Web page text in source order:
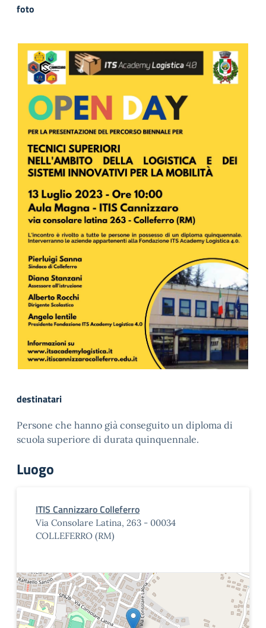
foto
destinatari
Persone che hanno già conseguito un diploma di
scuola superiore di durata quinquennale.
Luogo
ITIS Cannizzaro Colleferro
Via Consolare Latina, 263 - 00034
COLLEFERRO (RM)